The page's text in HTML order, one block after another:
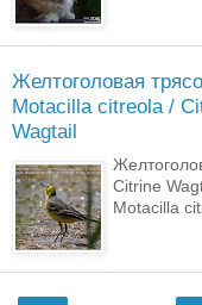
Желтоголовая
Motacilla citreola /
Wagtail
Citrine
Motacilla